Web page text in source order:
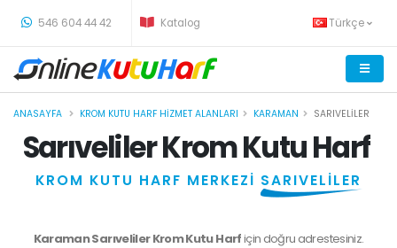
546 604 44 42 Katalog Türkçe
ANASAYFA KROM KUTU HARF HIZMET ALANLARI KARAMAN SARIVELILER
Sarıveliler Krom Kutu Harf
KROM KUTU HARF MERKEZİ SARIVELİLER
Karaman Sarıveliler Krom Kutu Harfiçin doğru adrestesiniz.